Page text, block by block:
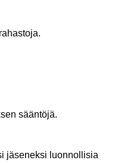
sääntöjä.
jäseneksi luonnollisia